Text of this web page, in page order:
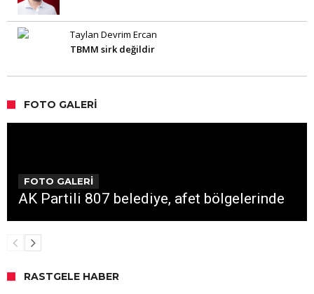
Taylan Devrim Ercan
TBMM sirk değildir
FOTO GALERI
FOTO GALERİ
AK Partili 807 belediye, afet bölgelerinde
RASTGELE HABER